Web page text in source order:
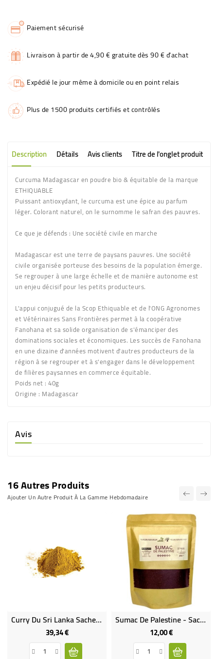
Paiement sécurisé
Livraison à partir de 4,90 € gratuite dès 90 € d'achat
Expédié le jour même à domicile ou en point relais
Plus de 1500 produits certifiés et contrôlés
Description Détails Avis clients Titre de l'onglet produit
Curcuma Madagascar en poudre bio & équitable de la marque
ETHIQUABLE
Puissant antioxydant, le curcuma est une épice au parfum
léger. Colorant naturel, on le surnomme le safran des pauvres.
Ce que je défends : Une société civile en marche
Madagascar est une terre de paysans pauvres. Une société
civile organisée porteuse des besoins de la population émerge.
Se regrouper à une large échelle et de manière autonome est
un enjeu décisif pour les petits producteurs.
L'appui conjugué de la Scop Ethiquable et de l'ONG Agronomes
et Vétérinaires Sans Frontières permet à la coopérative
Fanohana et sa solide organisation de s'émanciper des
dominations sociales et économiques. Les succès de Fanohana
en une dizaine d'années motivent d'autres producteurs de la
région à se regrouper et à s'engager dans le développement
de filières paysannes en commerce équitable.
Poids net : 40g
Origine : Madagascar
Avis
16 Autres Produits
Ajouter Un Autre Produit À La Gamme Hebdomadaire
Curry Du Sri Lanka Sachet De 800 G Bio & Équitable
39,34 €Prix
Sumac De Palestine - Sachet 250 G
12,00 €Prix